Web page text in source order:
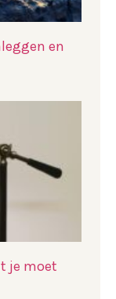
en
je moet